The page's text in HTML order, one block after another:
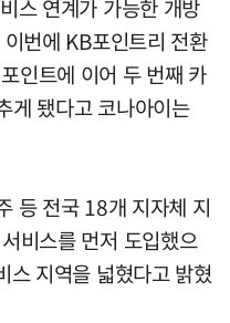
스 연계가 가능한 개방
번에 KB포인트리 전환
인트에 이어 두 번째 카
게 됐다고 코나아이는
등 전국 18개 지자체 지
비스를 먼저 도입했으
스 지역을 넓혔다고 밝혔